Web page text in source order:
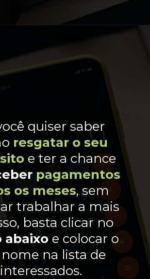
quiser saber
resgatar o seu
e ter a chance
pagamentos
os meses, sem
trabalhar a mais
basta clicar no
abaixo e colocar o
na lista de
interessados.